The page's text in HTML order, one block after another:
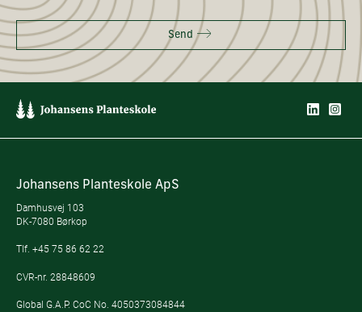
Send
Johansens Planteskole ApS
Damhusvej 103
DK-7080 Børkop
Tlf. +45 75 86 62 22
CVR-nr. 28848609
Global G.A.P. CoC No. 4050373084844